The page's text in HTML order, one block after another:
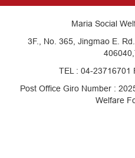
Maria Social
3F., No. 365, Jingmao E.
TEL : 04-23716701
Post Office Giro Number :
Welfare